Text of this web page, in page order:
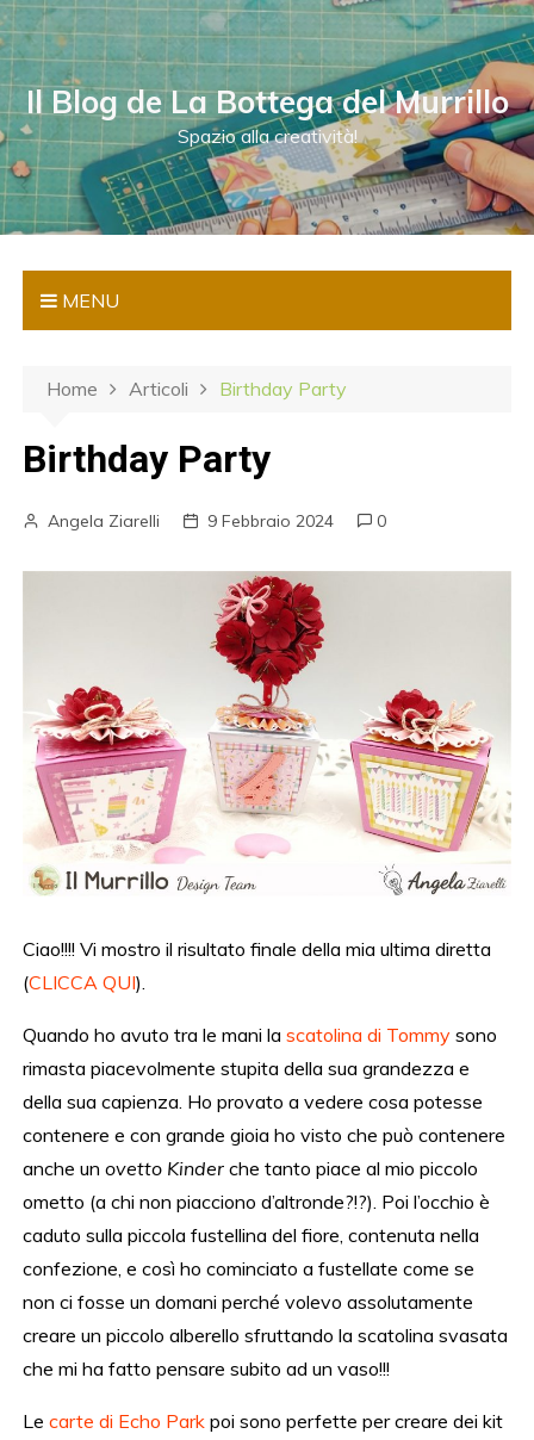
S
a
a
a
l
c
Il Blog de La Bottega del Murrillo
Spazio alla creatività!
MENU
Home Articoli Birthday Party
Birthday Party
Angela Ziarelli 9 Febbraio 2024 0
Ciao!!!! Vi mostro il risultato finale della mia ultima diretta
(CLICCA QUI).
Quando ho avuto tra le mani lascatolina di Tommy sono
rimasta piacevolmente stupita della sua grandezza e
della sua capienza. Ho provato a vedere cosa potesse
contenere e con grande gioia ho visto che può contenere
anche unovetto Kinder che tanto piace al mio piccolo
ometto (a chi non piacciono d’altronde?!?). Poi l’occhio è
caduto sulla piccola fustellina del fiore, contenuta nella
confezione, e così ho cominciato a fustellate come se
non ci fosse un domani perché volevo assolutamente
creare un piccolo alberello sfruttando la scatolina svasata
che mi ha fatto pensare subito ad un vaso!!!
Lecarte di Echo Park poi sono perfette per creare dei kit